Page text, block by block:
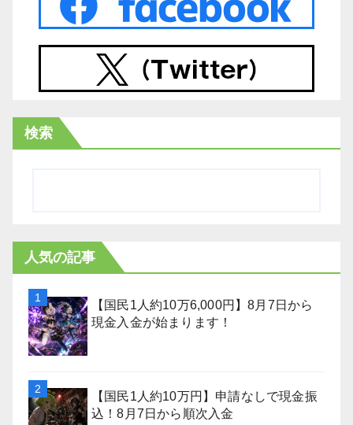
検索
人気の記事
【国民1人約10万6,000円】8月7日から
現金入金が始まります！
【国民1人約10万円】申請なしで現金振
込！8月7日から順次入金